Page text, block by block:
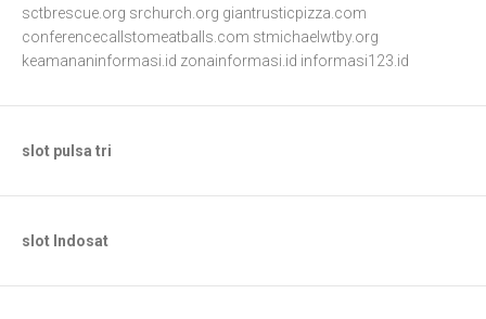
sctbrescue.org srchurch.org giantrusticpizza.com
conferencecallstomeatballs.com stmichaelwtby.org
keamananinformasi.id zonainformasi.id informasi123.id
slot pulsa tri
slot Indosat